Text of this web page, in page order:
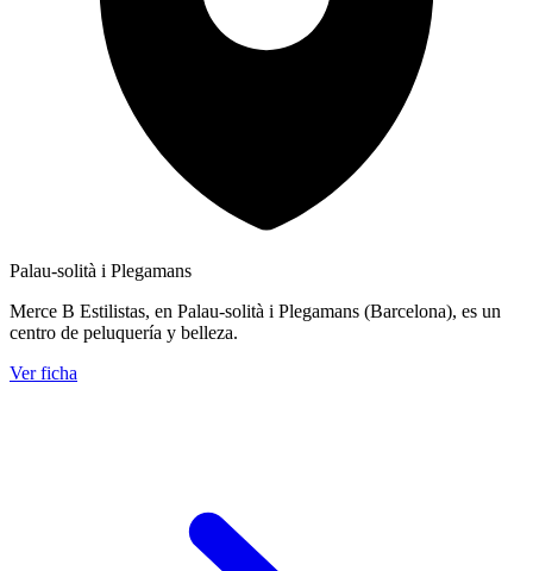
Palau-solità i Plegamans
Merce B Estilistas, en Palau-solità i Plegamans (Barcelona), es un
centro de peluquería y belleza.
Ver ficha